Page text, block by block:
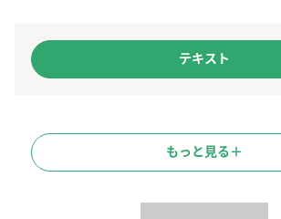
テキスト
もっと見る＋